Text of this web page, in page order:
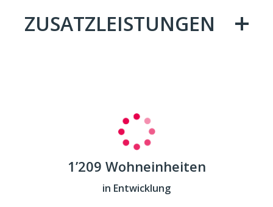
ZUSATZLEISTUNGEN
1’209 Wohneinheiten
in Entwicklung